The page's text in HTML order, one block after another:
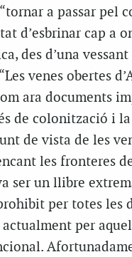
a passar pel
d’esbrinar cap a
des d’una vessant
venes obertes
ara documents
de colonització i
de vista de les
les fronteres
ser un llibre
per totes les
per